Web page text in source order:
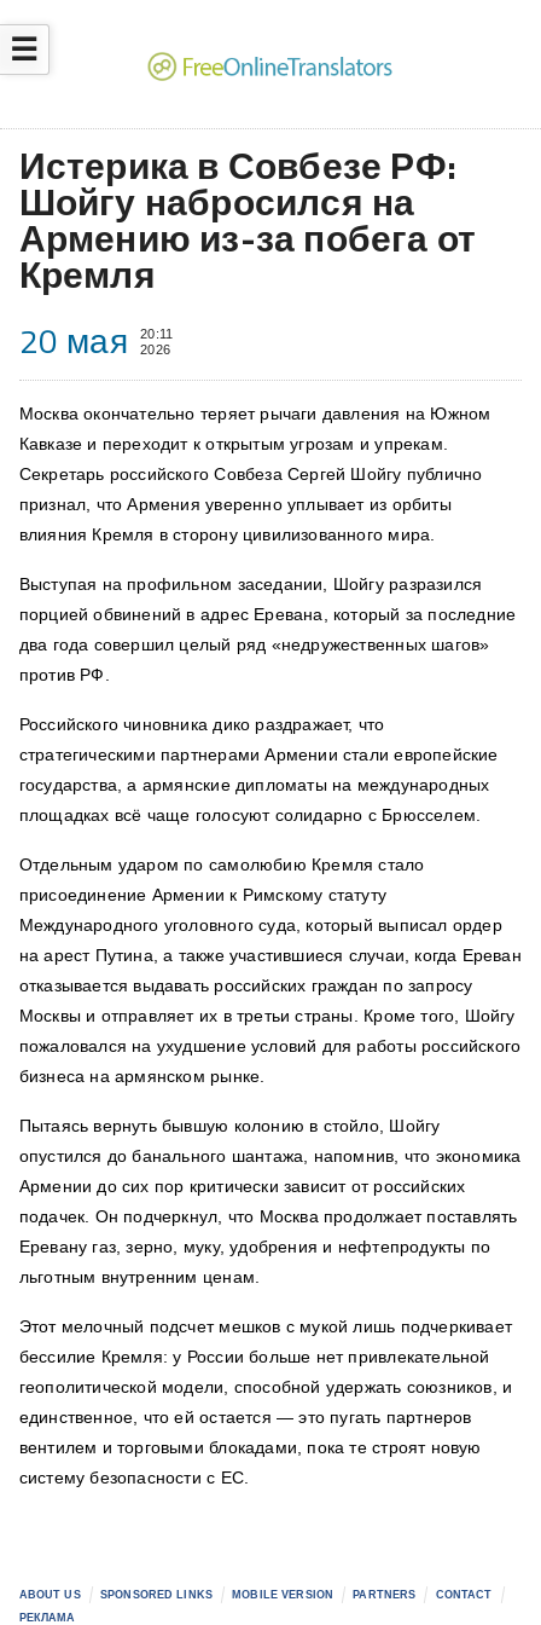
☰
Истерика в Совбезе РФ:
Шойгу набросился на
Армению из-за побега от
Кремля
20 мая
20:11
2026
Москва окончательно теряет рычаги давления на Южном
Кавказе и переходит к открытым угрозам и упрекам.
Секретарь российского Совбеза Сергей Шойгу публично
признал, что Армения уверенно уплывает из орбиты
влияния Кремля в сторону цивилизованного мира.
Выступая на профильном заседании, Шойгу разразился
порцией обвинений в адрес Еревана, который за последние
два года совершил целый ряд «недружественных шагов»
против РФ.
Российского чиновника дико раздражает, что
стратегическими партнерами Армении стали европейские
государства, а армянские дипломаты на международных
площадках всё чаще голосуют солидарно с Брюсселем.
Отдельным ударом по самолюбию Кремля стало
присоединение Армении к Римскому статуту
Международного уголовного суда, который выписал ордер
на арест Путина, а также участившиеся случаи, когда Ереван
отказывается выдавать российских граждан по запросу
Москвы и отправляет их в третьи страны. Кроме того, Шойгу
пожаловался на ухудшение условий для работы российского
бизнеса на армянском рынке.
Пытаясь вернуть бывшую колонию в стойло, Шойгу
опустился до банального шантажа, напомнив, что экономика
Армении до сих пор критически зависит от российских
подачек. Он подчеркнул, что Москва продолжает поставлять
Еревану газ, зерно, муку, удобрения и нефтепродукты по
льготным внутренним ценам.
Этот мелочный подсчет мешков с мукой лишь подчеркивает
бессилие Кремля: у России больше нет привлекательной
геополитической модели, способной удержать союзников, и
единственное, что ей остается — это пугать партнеров
вентилем и торговыми блокадами, пока те строят новую
систему безопасности с ЕС.
ABOUT US SPONSORED LINKS MOBILE VERSION PARTNERS
CONTACT
РЕКЛАМА